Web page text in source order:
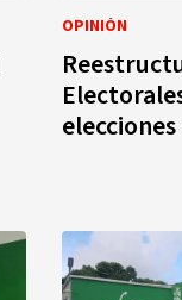
OPINIÓN